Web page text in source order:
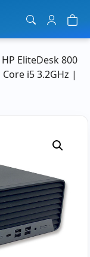
EliteDesk 800
i5 3.2GHz |